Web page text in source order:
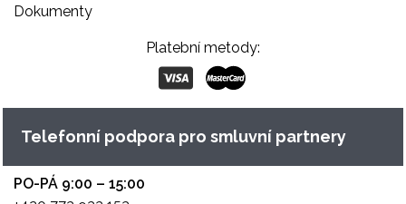
Dokumenty
Platební metody:
Telefonní podpora pro smluvní partnery
PO-PÁ 9:00 – 15:00